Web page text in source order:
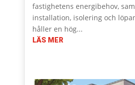
fastighetens energibehov,
installation, isolering och
håller en hög...
LÄS MER